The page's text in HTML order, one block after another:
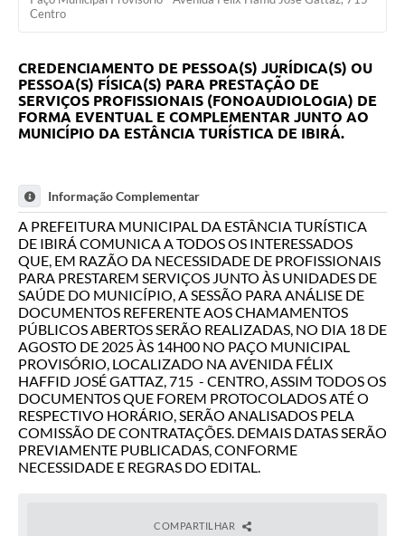
Centro
CREDENCIAMENTO DE PESSOA(S) JURÍDICA(S) OU
PESSOA(S) FÍSICA(S) PARA PRESTAÇÃO DE
SERVIÇOS PROFISSIONAIS (FONOAUDIOLOGIA) DE
FORMA EVENTUAL E COMPLEMENTAR JUNTO AO
MUNICÍPIO DA ESTÂNCIA TURÍSTICA DE IBIRÁ.
Informação Complementar
A PREFEITURA MUNICIPAL DA ESTÂNCIA TURÍSTICA
DE IBIRÁ COMUNICA A TODOS OS INTERESSADOS
QUE, EM RAZÃO DA NECESSIDADE DE PROFISSIONAIS
PARA PRESTAREM SERVIÇOS JUNTO ÀS UNIDADES DE
SAÚDE DO MUNICÍPIO, A SESSÃO PARA ANÁLISE DE
DOCUMENTOS REFERENTE AOS CHAMAMENTOS
PÚBLICOS ABERTOS SERÃO REALIZADAS, NO DIA 18 DE
AGOSTO DE 2025 ÀS 14H00 NO PAÇO MUNICIPAL
PROVISÓRIO, LOCALIZADO NA AVENIDA FÉLIX
HAFFID JOSÉ GATTAZ, 715 - CENTRO, ASSIM TODOS OS
DOCUMENTOS QUE FOREM PROTOCOLADOS ATÉ O
RESPECTIVO HORÁRIO, SERÃO ANALISADOS PELA
COMISSÃO DE CONTRATAÇÕES. DEMAIS DATAS SERÃO
PREVIAMENTE PUBLICADAS, CONFORME
NECESSIDADE E REGRAS DO EDITAL.
COMPARTILHAR